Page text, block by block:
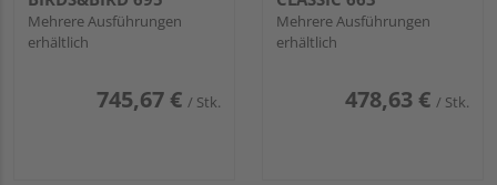
Mehrere Ausführungen
erhältlich
745,67 € / Stk.
Mehrere Ausführungen
erhältlich
478,63 € / Stk.